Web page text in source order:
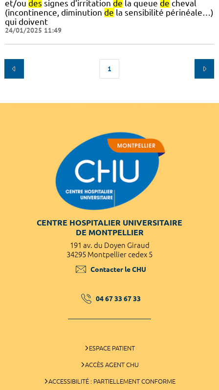
et/ou des signes d'irritation de la queue de cheval
(incontinence, diminution de la sensibilité périnéale…)
qui doivent
24/01/2025 11:49
1
CENTRE HOSPITALIER UNIVERSITAIRE
DE MONTPELLIER
191 av. du Doyen Giraud
34295 Montpellier cedex 5
Contacter le CHU
04 67 33 67 33
ESPACE PATIENT
ACCÈS AGENT CHU
ACCESSIBILITÉ : PARTIELLEMENT CONFORME